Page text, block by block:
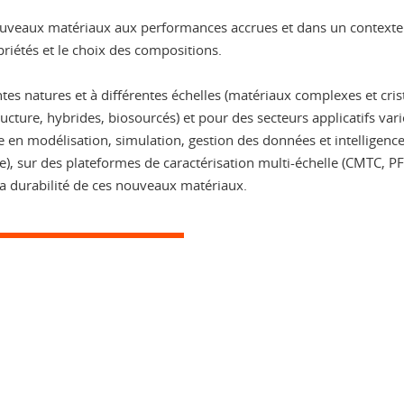
matériaux aux performances accrues et dans un
et le choix des compositions.
natures et à différentes échelles (matériaux complexes et
hybrides, biosourcés) et pour des secteurs applicatifs
modélisation, simulation, gestion des données et
sur des plateformes de caractérisation multi-échelle (CMTC,
durabilité de ces nouveaux matériaux.